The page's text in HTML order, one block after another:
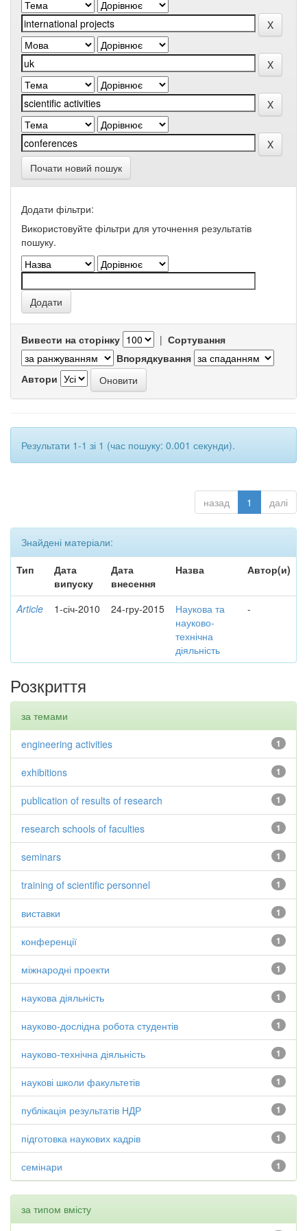
Почати новий пошук
Додати фільтри:
Використовуйте фільтри для уточнення результатів
пошуку.
Вивести на сторінку | Сортування
Впорядкування
Автори
Результати 1-1 зі 1 (час пошуку: 0.001 секунди).
назад 1 далі
Знайдені матеріали:
Тип
Дата
випуску
Дата
внесення
Назва Автор(и)
Article 1-січ-2010 24-гру-2015
Наукова та
науково-
технічна
діяльність
-
Розкриття
за темами
1
engineering activities
1
exhibitions
1
publication of results of research
1
research schools of faculties
1
seminars
1
training of scientific personnel
1
виставки
1
конференції
1
міжнародні проекти
1
наукова діяльність
1
науково-дослідна робота студентів
1
науково-технічна діяльність
1
наукові школи факультетів
1
публікація результатів НДР
1
підготовка наукових кадрів
1
семінари
за типом вмісту